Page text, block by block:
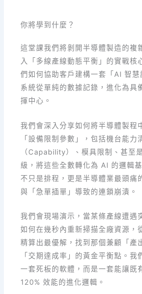
你將學到什麼？
這堂課我們將剝開半導體製造的複
入「多線產線動態平衡」的實戰核
們如何協助客戶建構一套「AI 智慧
系統從單純的數據記錄，進化為具
揮中心。
我們會深入分享如何將半導體製程
「設備限制參數」，包括機台能力
（Capability）、模具限制、甚至
級，將這些全數轉化為 AI 的邏輯
不只是排程，更是半導體業最頭痛
與「急單插單」導致的連鎖崩潰。
我們會現場演示，當某條產線遭遇
如何在幾秒內重新掃描全廠資源，
精算出最優解，找到那個兼顧「產
「交期達成率」的黃金平衡點。我
一套死板的軟體，而是一套能讓既
120% 效能的進化邏輯。